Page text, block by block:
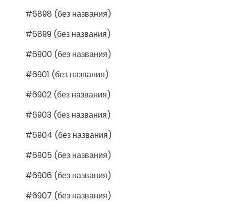
#6898 (без названия)
#6899 (без названия)
#6900 (без названия)
#6901 (без названия)
#6902 (без названия)
#6903 (без названия)
#6904 (без названия)
#6905 (без названия)
#6906 (без названия)
#6907 (без названия)